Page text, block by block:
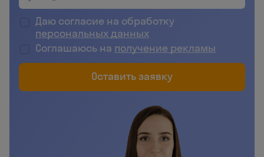
Даю согласие на обработку
персональных данных
Соглашаюсь на получение рекламы
Оставить заявку